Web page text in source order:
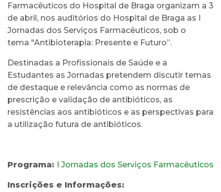
Farmacêuticos do Hospital de Braga organizam a 3
de abril, nos auditórios do Hospital de Braga as I
Jornadas dos Serviços Farmacêuticos, sob o
tema "Antibioterapia: Presente e Futuro”.
Destinadas a Profissionais de Saúde e a
Estudantes as Jornadas pretendem discutir temas
de destaque e relevância como as normas de
prescrição e validação de antibióticos, as
resistências aos antibióticos e as perspectivas para
a utilização futura de antibióticos.
Programa: I Jornadas dos Serviços Farmacêuticos
Inscrições e Informações: